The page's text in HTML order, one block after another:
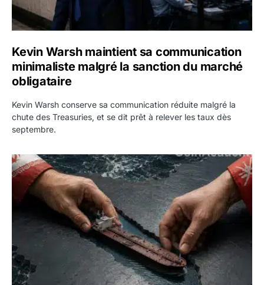
Kevin Warsh maintient sa communication
minimaliste malgré la sanction du marché
obligataire
Kevin Warsh conserve sa communication réduite malgré la
chute des Treasuries, et se dit prêt à relever les taux dès
septembre.
Ormuz : l’Iran annonce un accord avec Oman sur une